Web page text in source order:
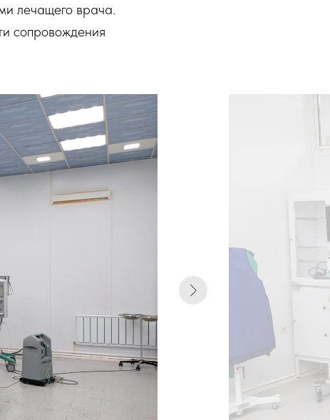
лечащего врача.
сопровождения